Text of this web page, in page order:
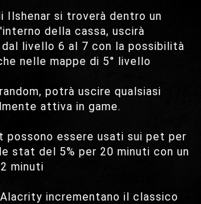
Ilshenar si troverà dentro un
della cassa, uscirà
livello 6 al 7 con la possibilità
nelle mappe di 5° livello
potrà uscire qualsiasi
attiva in game.
possono essere usati sui pet per
stat del 5% per 20 minuti con un
minuti
incrementano il classico